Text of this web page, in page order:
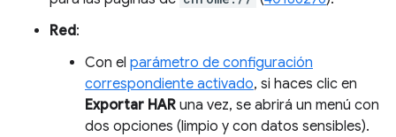
Red:
Con el parámetro de configuración
correspondiente activado, si haces clic en
Exportar HAR una vez, se abrirá un menú con
dos opciones (limpio y con datos sensibles).